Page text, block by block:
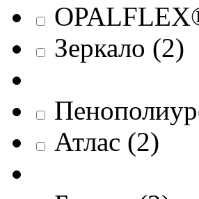
Зеркало (2)
Атлас (2)